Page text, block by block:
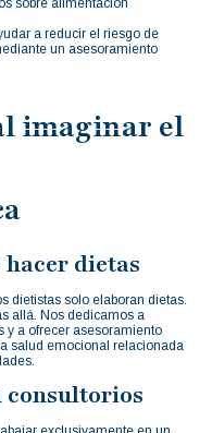
sobre alimentación
a reducir el riesgo de
un asesoramiento
imaginar el
hacer dietas
dietistas solo elaboran dietas.
allá. Nos dedicamos a
y a ofrecer asesoramiento
salud emocional relacionada
consultorios